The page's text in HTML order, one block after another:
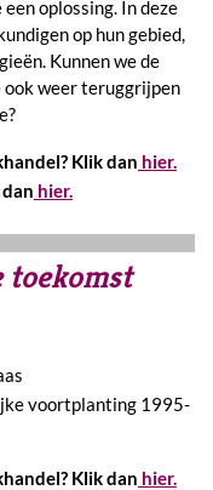
oplossing. In deze
op hun gebied,
Kunnen we de
ook weer teruggrijpen
Klik dan hier.
hier.
toekomst
voortplanting 1995-
Klik dan hier.